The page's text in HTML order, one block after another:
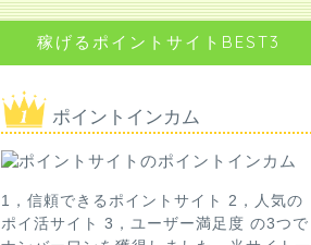
稼げるポイントサイトBEST3
ポイントインカム
1，信頼できるポイントサイト 2，人気の
ポイ活サイト 3，ユーザー満足度 の3つで